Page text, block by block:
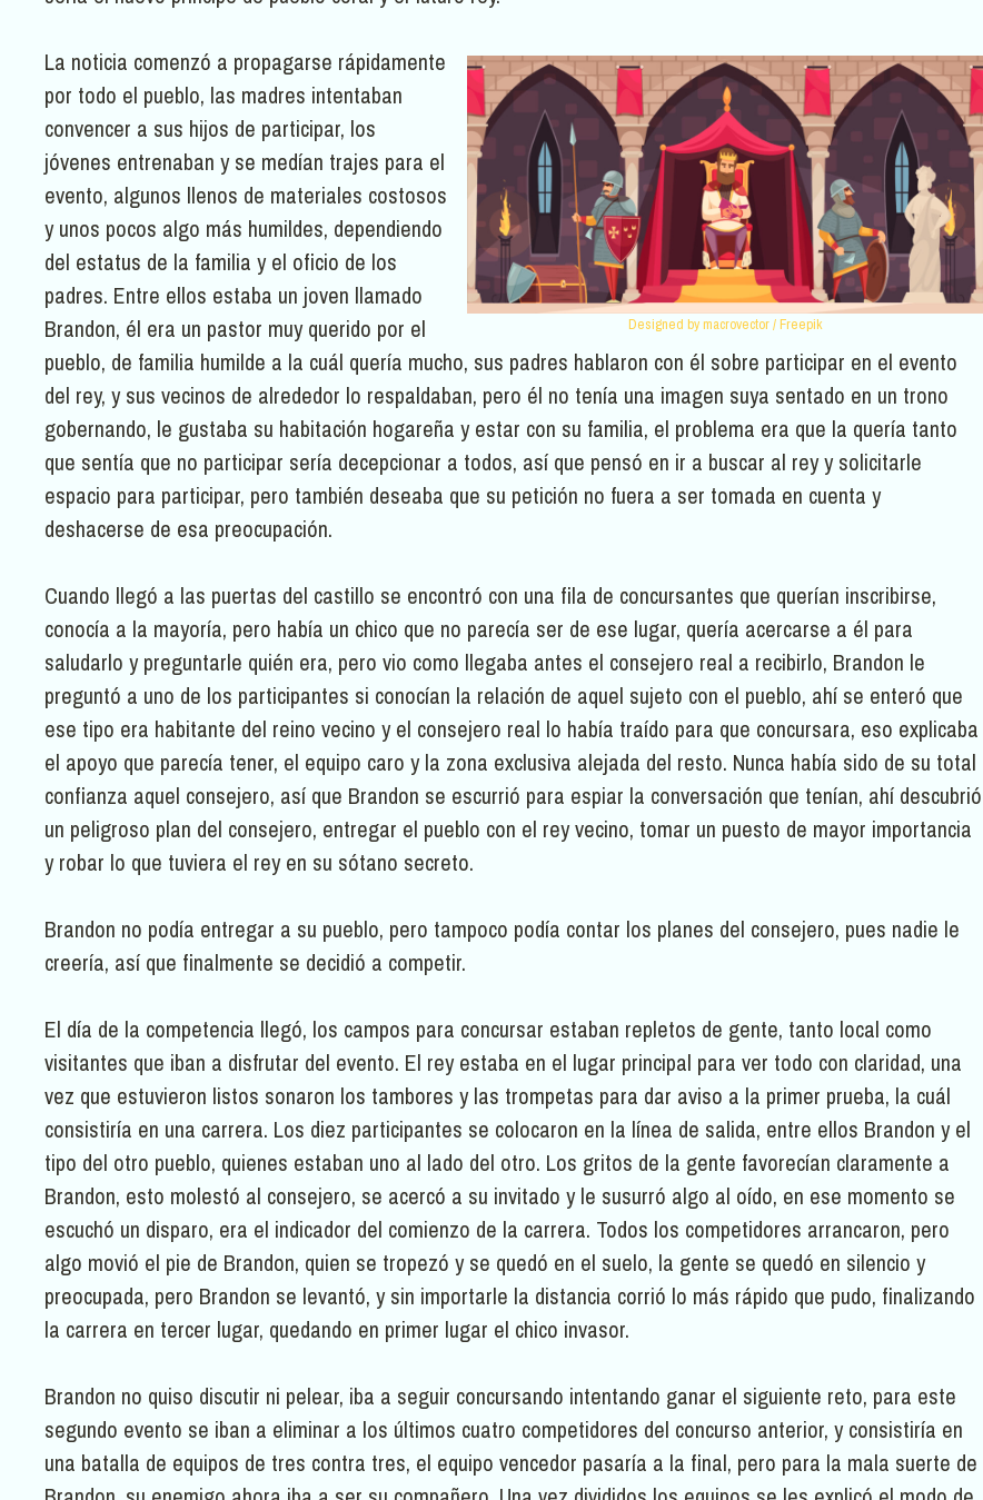
Designed by macrovector / Freepik
La noticia comenzó a propagarse rápidamente
por todo el pueblo, las madres intentaban
convencer a sus hijos de participar, los
jóvenes entrenaban y se medían trajes para el
evento, algunos llenos de materiales costosos
y unos pocos algo más humildes, dependiendo
del estatus de la familia y el oficio de los
padres. Entre ellos estaba un joven llamado
Brandon, él era un pastor muy querido por el
pueblo, de familia humilde a la cuál quería mucho, sus padres hablaron con él sobre participar en el evento
del rey, y sus vecinos de alrededor lo respaldaban, pero él no tenía una imagen suya sentado en un trono
gobernando, le gustaba su habitación hogareña y estar con su familia, el problema era que la quería tanto
que sentía que no participar sería decepcionar a todos, así que pensó en ir a buscar al rey y solicitarle
espacio para participar, pero también deseaba que su petición no fuera a ser tomada en cuenta y
deshacerse de esa preocupación.
Cuando llegó a las puertas del castillo se encontró con una fila de concursantes que querían inscribirse,
conocía a la mayoría, pero había un chico que no parecía ser de ese lugar, quería acercarse a él para
saludarlo y preguntarle quién era, pero vio como llegaba antes el consejero real a recibirlo, Brandon le
preguntó a uno de los participantes si conocían la relación de aquel sujeto con el pueblo, ahí se enteró que
ese tipo era habitante del reino vecino y el consejero real lo había traído para que concursara, eso explicaba
el apoyo que parecía tener, el equipo caro y la zona exclusiva alejada del resto. Nunca había sido de su total
confianza aquel consejero, así que Brandon se escurrió para espiar la conversación que tenían, ahí descubrió
un peligroso plan del consejero, entregar el pueblo con el rey vecino, tomar un puesto de mayor importancia
y robar lo que tuviera el rey en su sótano secreto.
Brandon no podía entregar a su pueblo, pero tampoco podía contar los planes del consejero, pues nadie le
creería, así que finalmente se decidió a competir.
El día de la competencia llegó, los campos para concursar estaban repletos de gente, tanto local como
visitantes que iban a disfrutar del evento. El rey estaba en el lugar principal para ver todo con claridad, una
vez que estuvieron listos sonaron los tambores y las trompetas para dar aviso a la primer prueba, la cuál
consistiría en una carrera. Los diez participantes se colocaron en la línea de salida, entre ellos Brandon y el
tipo del otro pueblo, quienes estaban uno al lado del otro. Los gritos de la gente favorecían claramente a
Brandon, esto molestó al consejero, se acercó a su invitado y le susurró algo al oído, en ese momento se
escuchó un disparo, era el indicador del comienzo de la carrera. Todos los competidores arrancaron, pero
algo movió el pie de Brandon, quien se tropezó y se quedó en el suelo, la gente se quedó en silencio y
preocupada, pero Brandon se levantó, y sin importarle la distancia corrió lo más rápido que pudo, finalizando
la carrera en tercer lugar, quedando en primer lugar el chico invasor.
Brandon no quiso discutir ni pelear, iba a seguir concursando intentando ganar el siguiente reto, para este
segundo evento se iban a eliminar a los últimos cuatro competidores del concurso anterior, y consistiría en
una batalla de equipos de tres contra tres, el equipo vencedor pasaría a la final, pero para la mala suerte de